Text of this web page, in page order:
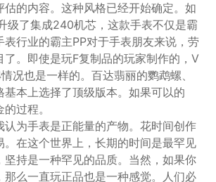
估的内容。这种风格已经开始确定。如
级了集成240机芯，这款手表不仅是霸
表行业的霸主PP对于手表朋友来说，劳
了。即使是玩F复制品的玩家制作的，V
况也是一样的。百达翡丽的鹦鹉螺、
基本上选择了顶级版本。如果可以的
过程。
认为手表是正能量的产物。花时间创作
。在这个世界上，长期的时间是最罕见
坚持是一种罕见的品质。当然，如果你
那么一直玩正品也是一种感觉。人们必